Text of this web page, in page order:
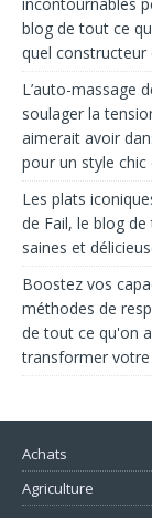
incontournables
blog de tout ce
quel
L’auto-massage
soulager la
aimerait avoir
pour un style chic
Les plats
de Fail, le blog
saines et
Boostez vos
méthodes de
de tout ce qu'on
transformer votre
Achats
Agriculture